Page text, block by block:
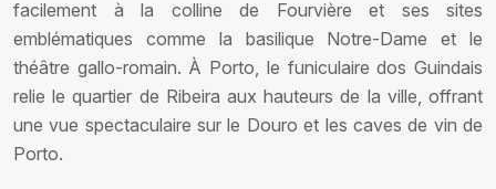
facilement à la colline de Fourvière et ses sites
emblématiques comme la basilique Notre-Dame et le
théâtre gallo-romain. À Porto, le funiculaire dos Guindais
relie le quartier de Ribeira aux hauteurs de la ville, offrant
une vue spectaculaire sur le Douro et les caves de vin de
Porto.